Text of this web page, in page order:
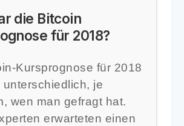
die Bitcoin
für 2018?
Kursprognose für 2018
unterschiedlich, je
wen man gefragt hat.
erwarteten einen